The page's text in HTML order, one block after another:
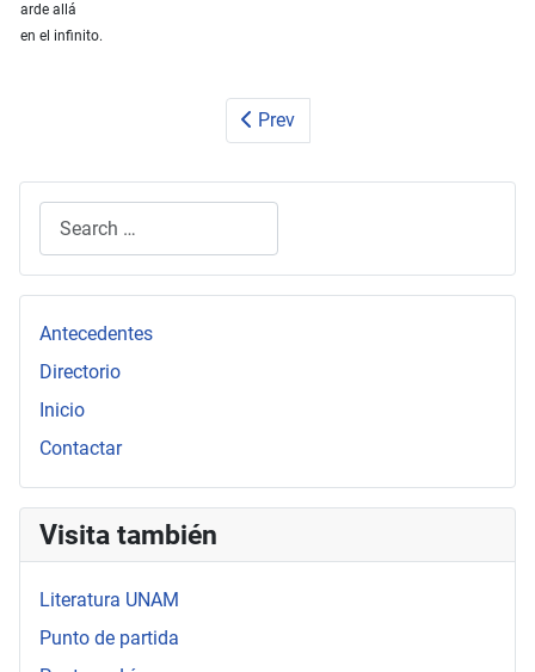
arde allá
en el infinito.
Prev
Antecedentes
Directorio
Inicio
Contactar
Visita también
Literatura UNAM
Punto de partida